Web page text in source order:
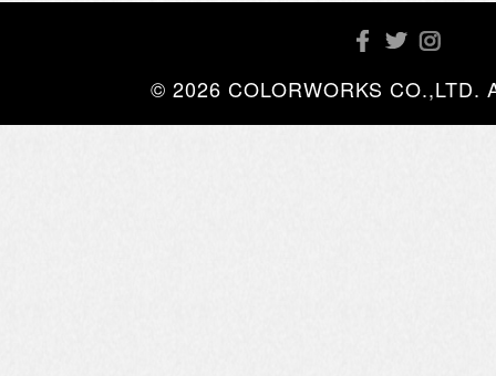
© 2026 COLORWORKS CO.,LTD.